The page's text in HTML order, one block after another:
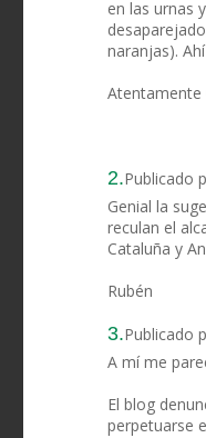
en las urnas
naranjas).
Atentamente
2.Publicado
Genial la
reculan el
Cataluña y
Rubén
3.Publicado
A mí me
El blog
perpetuarse